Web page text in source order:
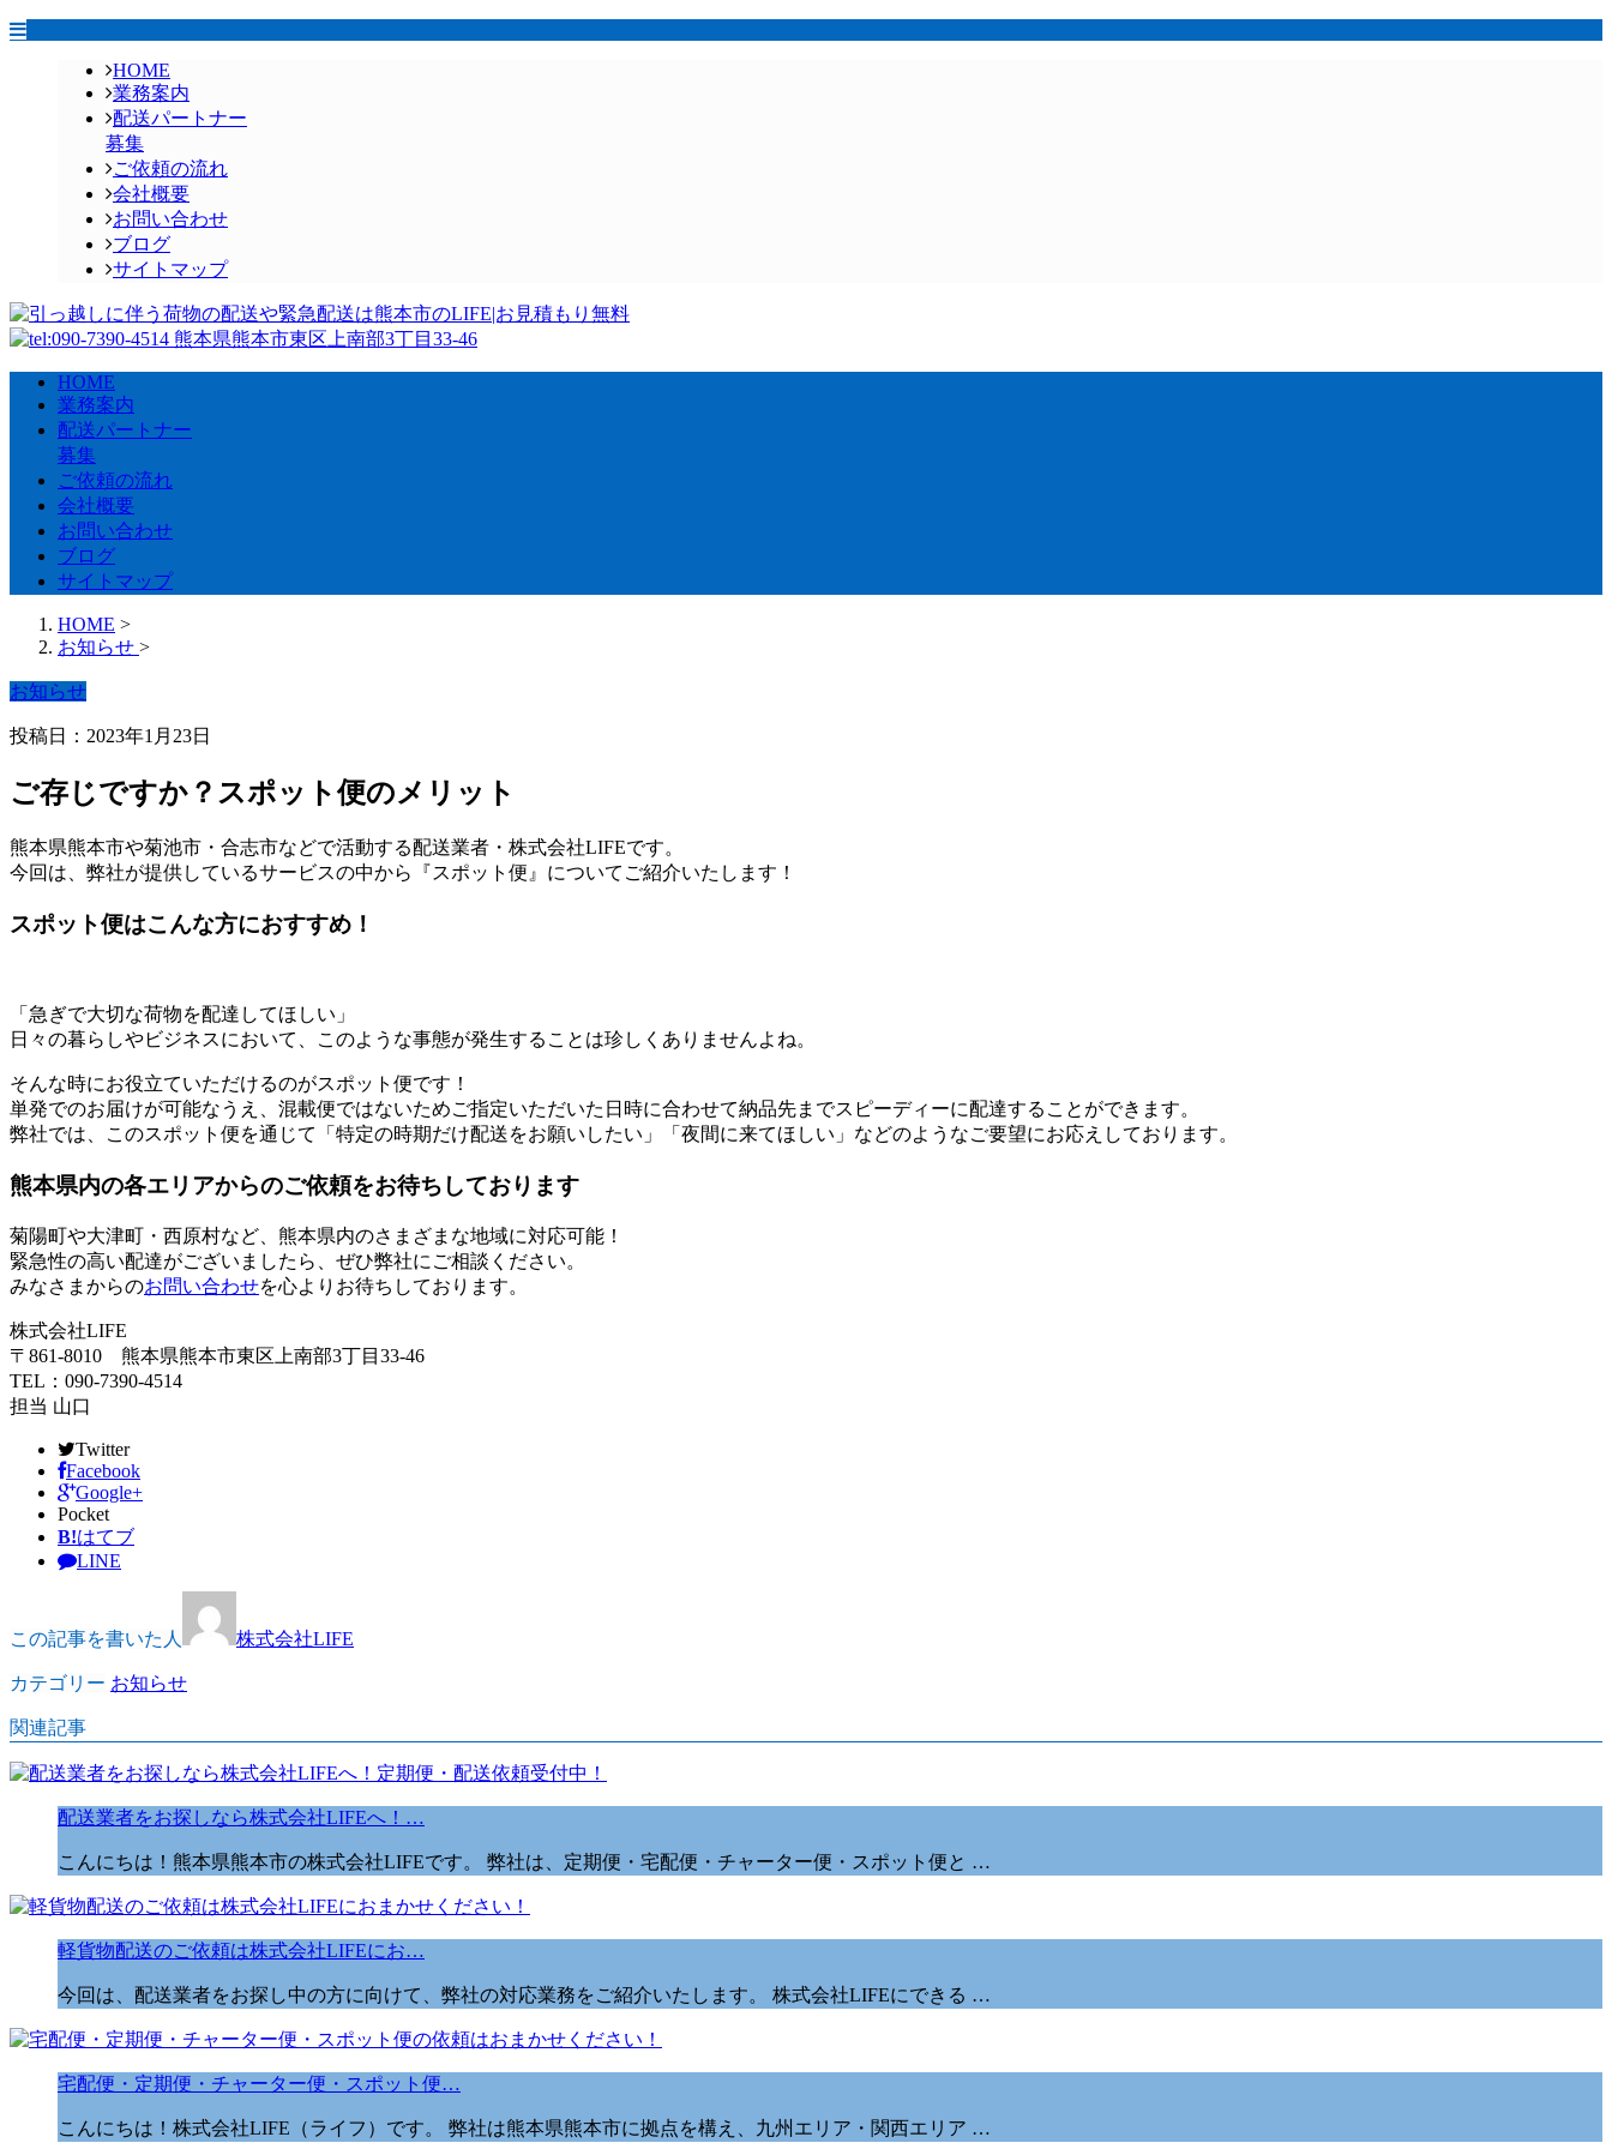
HOME
業務案内
配送パートナー
募集
ご依頼の流れ
会社概要
お問い合わせ
ブログ
サイトマップ
HOME
業務案内
配送パートナー
募集
ご依頼の流れ
会社概要
お問い合わせ
ブログ
サイトマップ
HOME >
お知らせ >
お知らせ
投稿日：2023年1月23日
ご存じですか？スポット便のメリット
熊本県熊本市や菊池市・合志市などで活動する配送業者・株式会社LIFEです。
今回は、弊社が提供しているサービスの中から『スポット便』についてご紹介いたします！
スポット便はこんな方におすすめ！
「急ぎで大切な荷物を配達してほしい」
日々の暮らしやビジネスにおいて、このような事態が発生することは珍しくありませんよね。
そんな時にお役立ていただけるのがスポット便です！
単発でのお届けが可能なうえ、混載便ではないためご指定いただいた日時に合わせて納品先までスピーディーに配達することができます。
弊社では、このスポット便を通じて「特定の時期だけ配送をお願いしたい」「夜間に来てほしい」などのようなご要望にお応えしております。
熊本県内の各エリアからのご依頼をお待ちしております
菊陽町や大津町・西原村など、熊本県内のさまざまな地域に対応可能！
緊急性の高い配達がございましたら、ぜひ弊社にご相談ください。
みなさまからのお問い合わせを心よりお待ちしております。
株式会社LIFE
〒861-8010 熊本県熊本市東区上南部3丁目33-46
TEL：090-7390-4514
担当 山口
Twitter
Facebook
Google+
Pocket
B!はてブ
LINE
この記事を書いた人 株式会社LIFE
カテゴリー お知らせ
関連記事
配送業者をお探しなら株式会社LIFEへ！…
こんにちは！熊本県熊本市の株式会社LIFEです。 弊社は、定期便・宅配便・チャーター便・スポット便と …
軽貨物配送のご依頼は株式会社LIFEにお…
今回は、配送業者をお探し中の方に向けて、弊社の対応業務をご紹介いたします。 株式会社LIFEにできる …
宅配便・定期便・チャーター便・スポット便…
こんにちは！株式会社LIFE（ライフ）です。 弊社は熊本県熊本市に拠点を構え、九州エリア・関西エリア …